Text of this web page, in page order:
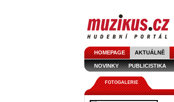
HOMEPAGE AKTUÁLNĚ
NOVINKY PUBLICISTIKA
FOTOGALERIE